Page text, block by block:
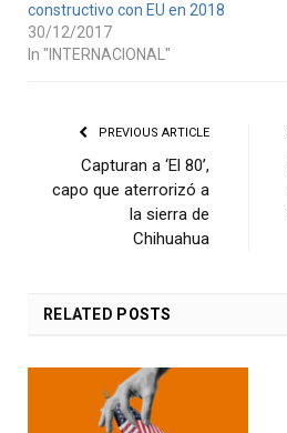
constructivo con EU en 2018
30/12/2017
In "INTERNACIONAL"
PREVIOUS ARTICLE
Capturan a ‘El 80’,
capo que aterrorizó a
la sierra de
Chihuahua
RELATED POSTS